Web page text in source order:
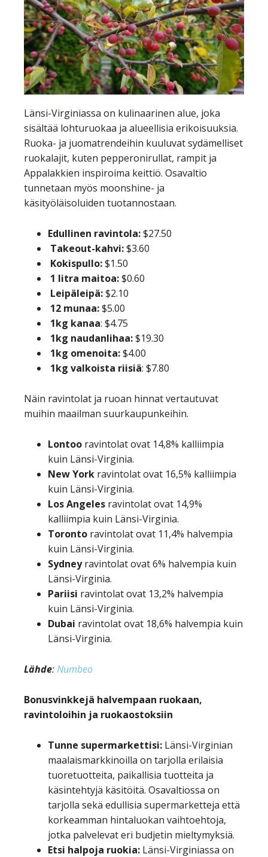
Länsi-Virginiassa on kulinaarinen alue, joka
sisältää lohturuokaa ja alueellisia erikoisuuksia.
Ruoka- ja juomatrendeihin kuuluvat sydämelliset
ruokalajit, kuten pepperonirullat, rampit ja
Appalakkien inspiroima keittiö. Osavaltio
tunnetaan myös moonshine- ja
käsityöläisoluiden tuotannostaan.
Edullinen ravintola:$27.50
Takeout-kahvi:$3.60
Kokispullo:$1.50
1 litra maitoa:$0.60
Leipäleipä:$2.10
12 munaa:$5.00
1kg kanaa: $4.75
1kg naudanlihaa:$19.30
1kg omenoita:$4.00
1kg valkoista riisiä: $7.80
Näin ravintolat ja ruoan hinnat vertautuvat
muihin maailman suurkaupunkeihin.
Lontoo ravintolat ovat 14,8% kalliimpia
kuin Länsi-Virginia.
New York ravintolat ovat 16,5% kalliimpia
kuin Länsi-Virginia.
Los Angeles ravintolat ovat 14,9%
kalliimpia kuin Länsi-Virginia.
Toronto ravintolat ovat 11,4% halvempia
kuin Länsi-Virginia.
Sydneyravintolat ovat 6% halvempia kuin
Länsi-Virginia.
Pariisi ravintolat ovat 13,2% halvempia
kuin Länsi-Virginia.
Dubai ravintolat ovat 18,6% halvempia kuin
Länsi-Virginia.
Lähde:Numbeo
Bonusvinkkejä halvempaan ruokaan,
ravintoloihin ja ruokaostoksiin
Tunne supermarkettisi: Länsi-Virginian
maalaismarkkinoilla on tarjolla erilaisia
tuoretuotteita, paikallisia tuotteita ja
käsintehtyjä käsitöitä. Osavaltiossa on
tarjolla sekä edullisia supermarketteja että
korkeamman hintaluokan vaihtoehtoja,
jotka palvelevat eri budjetin mieltymyksiä.
Etsi halpoja ruokia: Länsi-Virginiassa on